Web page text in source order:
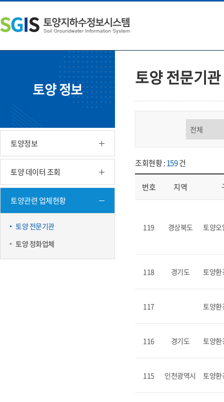
문
내
용
쪽
메
뉴
단
주
소
토양 정보
토양정보
토양 데이터 조회
토양관련 업체현황
토양 전문기관
토양 정화업체
토양 전문기관
조회현황 :159건
번호 지역
119 경상북도 토양오
118 경기도 토양환
117 토양환
116 경기도 토양환
115 인천광역시 토양환